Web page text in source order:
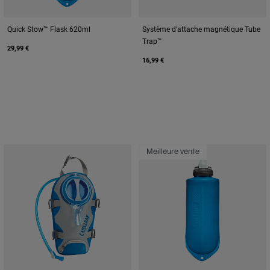
Quick Stow™ Flask 620ml
29,99 €
Système d'attache magnétique Tube
Trap™
16,99 €
Meilleure vente